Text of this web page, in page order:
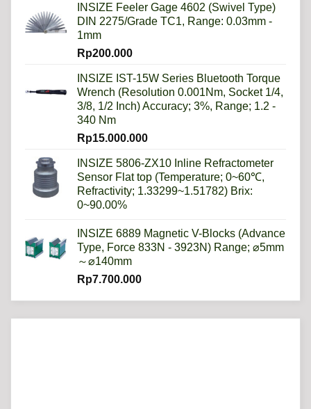
INSIZE Feeler Gage 4602 (Swivel Type)
DIN 2275/Grade TC1, Range: 0.03mm -
1mm
Rp200.000
INSIZE IST-15W Series Bluetooth Torque
Wrench (Resolution 0.001Nm, Socket 1/4,
3/8, 1/2 Inch) Accuracy; 3%, Range; 1.2 -
340 Nm
Rp15.000.000
INSIZE 5806-ZX10 Inline Refractometer
Sensor Flat top (Temperature; 0~60℃,
Refractivity; 1.33299~1.51782) Brix:
0~90.00%
INSIZE 6889 Magnetic V-Blocks (Advance
Type, Force 833N - 3923N) Range; ⌀5mm
～⌀140mm
Rp7.700.000